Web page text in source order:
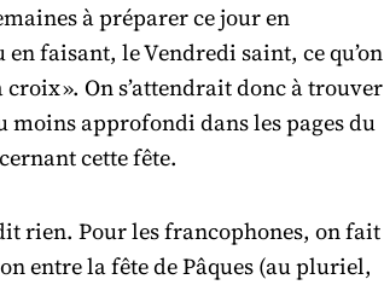
à préparer ce jour en
faisant, le Vendredi saint, ce qu’on
». On s’attendrait donc à trouver
moins approfondi dans les pages du
cette fête.
rien. Pour les francophones, on fait
entre la fête de Pâques (au pluriel,